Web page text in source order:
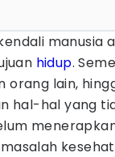
manusia
hidup.
orang lain,
hal-hal yang